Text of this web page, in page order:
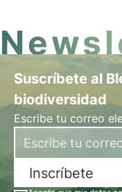
Suscríbete al
biodiversidad
Escribe tu correo
Inscríbete